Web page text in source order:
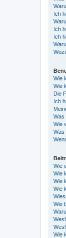
Ich
Ich
Ich
Wie
Wie
Die
Ich
Was
Wie
Was
Wie
Wie
Wie
Wie
Wie
Wie